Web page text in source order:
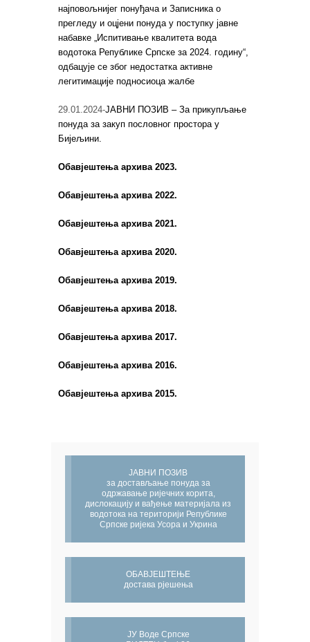
најповољнијег понуђача и Записника о
прегледу и оцјени понуда у поступку јавне
набавке „Испитивање квалитета вода
водотока Републике Српске за 2024. годину“,
одбацује се због недостатка активне
легитимације подносиоца жалбе
29.01.2024-ЈАВНИ ПОЗИВ – За прикупљање
понуда за закуп пословног простора у
Бијељини.
Обавјештења архива 2023.
Обавјештења архива 2022.
Обавјештења архива 2021.
Обавјештења архива 2020.
Обавјештења архива 2019.
Обавјештења архива 2018.
Обавјештења архива 2017.
Обавјештења архива 2016.
Обавјештења архива 2015.
ЈАВНИ ПОЗИВ
за достављање понуда за
одржавање ријечних корита,
дислокацију и вађење материјала из
водотока на територији Републике
Српске ријека Усора и Укрина
ОБАВЈЕШТЕЊЕ
достава рјешења
ЈУ Воде Српске